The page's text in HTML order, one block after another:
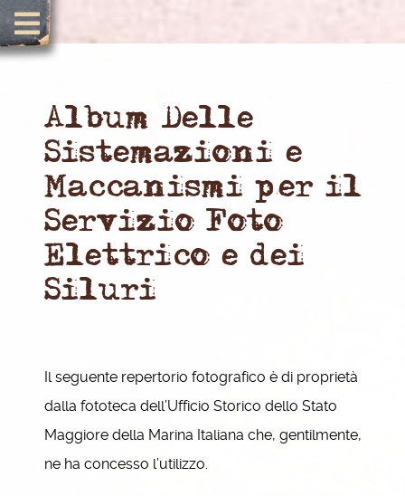
Album Delle
Sistemazioni e
Maccanismi per il
Servizio Foto
Elettrico e dei
Siluri
Il seguente repertorio fotografico è di proprietà
dalla fototeca dell’Ufficio Storico dello Stato
Maggiore della Marina Italiana che, gentilmente,
ne ha concesso l’utilizzo.